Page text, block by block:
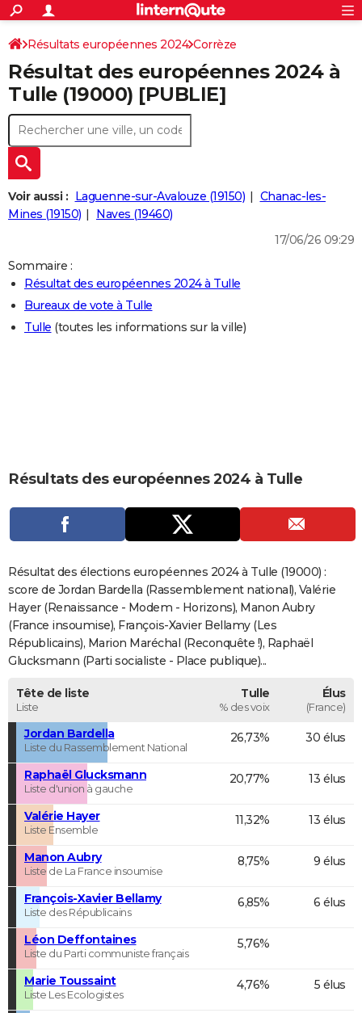
ACTUALITÉS
Politique
Société
Faits Divers
Education
Monde
Villes
+
SPORT
Coupe du monde 2026
Football
Tennis
Cyclisme
Rugby
Forum
CULTURE
Programme TV
TNT
Streaming
Cinéma
Sorties cinéma
Musique
+
FINANCE
Retraite
Impôts
Epargne
Immobilier
Risques naturels par ville
Banque
Assurance
Crédit
AUTO
Essais
Réserver un essai
Citadines
Berlines
SUV
Forum auto
+
HIGH-TECH
Mobiles
Meilleur smartphone
Internet
Ordinateurs
Jeux vidéo
Guide high-tech
+
BRICOLAGE
Guides de France
Escapades
Patrimoine
Expositions
Musées
Week-end nature
LIFESTYLE
Art de vivre
Bien-être
Loisirs
Mode
Modes de vie
CARTE DE VOEUX
Carte de Noël
Carte Bonne année
Carte Saint-Valentin
Carte Pâques
Carte d'anniversaire
DICTIONNAIRE
Dictionnaire
Biographies
Citations
Expressions
Proverbes
PROGRAMME TV
COPAINS D'AVANT
S'inscrire
Se connecter
Lycées
Collèges
Primaires
Universités
Entreprises
Service militaire
Avis de recherche
AVIS DE DÉCÈS
FORUM
S'inscrire
Connexion
Résultats européennes 2024 Corrèze
Résultat des européennes 2024 à
Tulle (19000) [PUBLIE]
Voir aussi : Laguenne-sur-Avalouze (19150)
Chanac-les-
Mines (19150)
Naves (19460)
17/06/26 09:29
Sommaire :
Résultat des européennes 2024 à Tulle
Bureaux de vote à Tulle
Tulle (toutes les informations sur la ville)
Résultats des européennes 2024 à Tulle
Résultat des élections européennes 2024 à Tulle (19000) :
score de Jordan Bardella (Rassemblement national), Valérie
Hayer (Renaissance - Modem - Horizons), Manon Aubry
(France insoumise), François-Xavier Bellamy (Les
Républicains), Marion Maréchal (Reconquête !), Raphaël
Glucksmann (Parti socialiste - Place publique)...
Tête de liste
Liste
Tulle
% des voix
Élus
(France)
Jordan Bardella
Liste du Rassemblement National
26,73% 30 élus
Raphaël Glucksmann
Liste d'union à gauche
20,77% 13 élus
Valérie Hayer
Liste Ensemble
11,32% 13 élus
Manon Aubry
Liste de La France insoumise
8,75% 9 élus
François-Xavier Bellamy
Liste des Républicains
6,85% 6 élus
Léon Deffontaines
Liste du Parti communiste français
5,76%
Marie Toussaint
Liste Les Ecologistes
4,76% 5 élus